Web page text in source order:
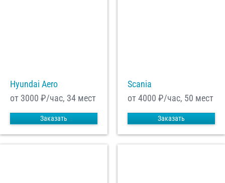
Hyundai Aero
от 3000 ₽/час, 34 мест
Заказать
Scania
от 4000 ₽/час, 50 мест
Заказать